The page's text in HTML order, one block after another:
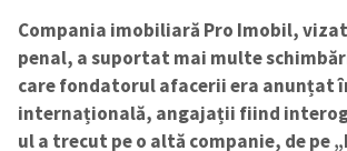
Compania imobiliară Pro Imobil,
penal, asuportat mai multe
care fondatorul afacerii era anunțat
internațională, angajații fiind
ul a trecut pe o altă companie, de pe